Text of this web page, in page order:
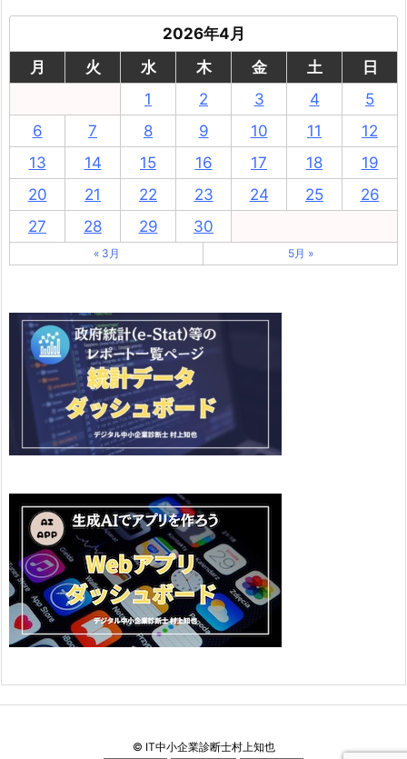
2026年4月
月
火 水 木 金 土
日
1
2 3 4
5
6
7 8 9 10 11
12
13
14 15 16 17 18
19
20
21 22 23 24 25
26
27
28 29 30
« 3月 5月 »
© IT中小企業診断士村上知也